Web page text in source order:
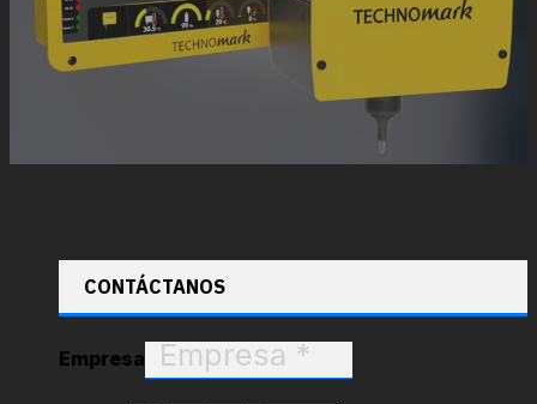
CONTÁCTANOS
Empresa